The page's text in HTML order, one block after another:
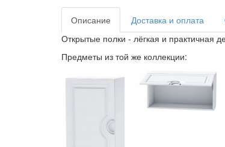
Описание Доставка и оплата
Открытые полки - лёгкая и практичная
Предметы из той же коллекции: